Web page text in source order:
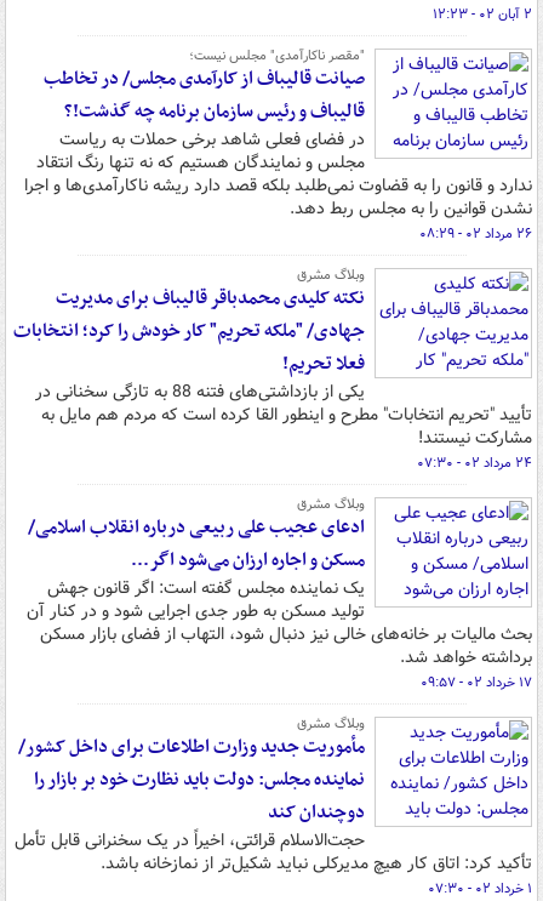
۲ آبان ۰۲ - ۱۲:۲۳
"مقصر ناکارآمدی" مجلس نیست؛
صیانت قالیباف از کارآمدی مجلس/ در تخاطب
قالیباف و رئیس سازمان برنامه چه گذشت!؟
در فضای فعلی شاهد برخی حملات به ریاست
مجلس و نمایندگان هستیم که نه تنها رنگ انتقاد
ندارد و قانون را به قضاوت نمی‌طلبد بلکه قصد دارد ریشه ناکارآمدی‌ها و اجرا
نشدن قوانین را به مجلس ربط دهد.
۲۶ مرداد ۰۲ - ۰۸:۲۹
وبلاگ مشرق
نکته کلیدی محمدباقر قالیباف برای مدیریت
جهادی/ "ملکه تحریم" کار خودش را کرد؛ انتخابات
فعلا تحریم!
یکی از بازداشتی‌های فتنه 88 به تازگی سخنانی در
تأیید "تحریم انتخابات" مطرح و اینطور القا کرده است که مردم هم مایل به
مشارکت نیستند!
۲۴ مرداد ۰۲ - ۰۷:۳۰
وبلاگ مشرق
ادعای عجیب علی ربیعی درباره انقلاب اسلامی/
مسکن و اجاره ارزان می‌شود اگر...
یک نماینده مجلس گفته است:‌ اگر قانون جهش
تولید مسکن به طور جدی اجرایی شود و در کنار آن
بحث مالیات بر خانه‌های خالی نیز دنبال شود، التهاب از فضای بازار مسکن
برداشته خواهد شد.
۱۷ خرداد ۰۲ - ۰۹:۵۷
وبلاگ مشرق
مأموریت جدید وزارت اطلاعات برای داخل کشور/
نماینده مجلس: دولت باید نظارت خود بر بازار را
دوچندان کند
حجت‌الاسلام قرائتی، اخیراً در یک سخنرانی قابل تأمل
تأکید کرد: اتاق کار هیچ مدیرکلی نباید شکیل‌تر از نمازخانه باشد.
۱ خرداد ۰۲ - ۰۷:۳۰